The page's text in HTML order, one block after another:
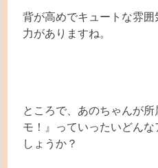
背が高めでキュートな雰
力がありますね。
ところで、あのちゃんが
モ！』っていったいどん
しょうか？